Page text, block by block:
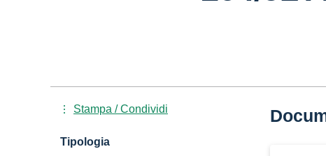
Stampa / Condividi
Tipologia